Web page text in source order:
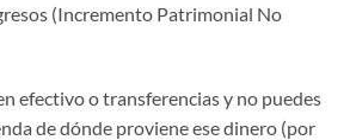
(Incremento Patrimonial No
efectivo o transferencias y no puedes
de dónde proviene ese dinero (por